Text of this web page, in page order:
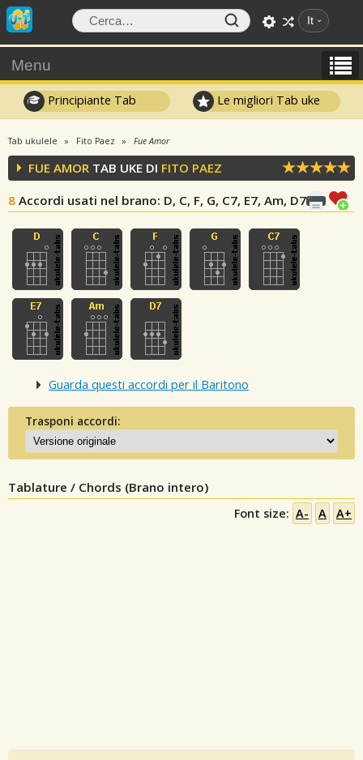
It
Menu
Principiante Tab Le migliori Tab uke
Tab ukulele Fito Paez Fue Amor
FUE AMOR TAB UKE DI FITO PAEZ
8 Accordi usati nel brano: D, C, F, G, C7, E7, Am, D7
Guarda questi accordi per il Baritono
Trasponi accordi:
Tablature / Chords (Brano intero)
Font size: A- A A+